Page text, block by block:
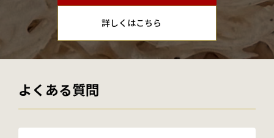
詳しくはこちら
よくある質問